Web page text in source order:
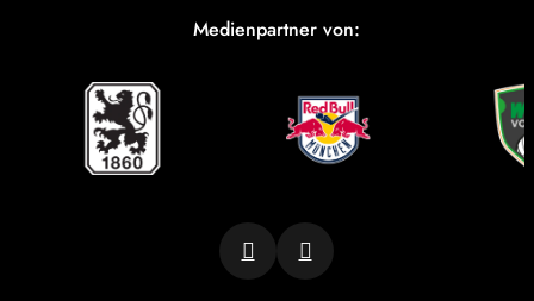
Medienpartner von: